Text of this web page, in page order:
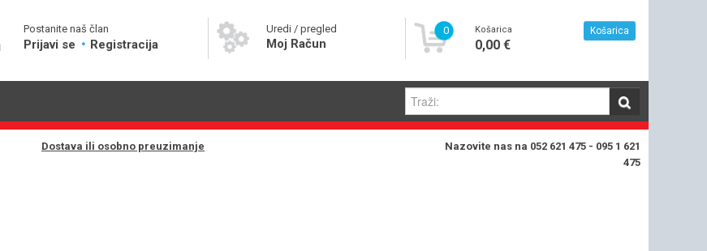
Postanite naš član
Prijavi se Registracija
Uredi / pregled
Moj Račun
0 Košarica
0,00 €
Košarica
Dostava ili osobno preuzimanje
Nazovite nas na 052 621 475 - 095 1 621
475